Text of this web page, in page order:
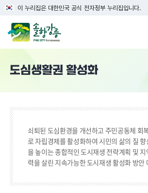
이 누리집은 대한민국 공식 전자정부 누리집입니다.
도심생활권 활성화
쇠퇴된 도심환경을 개선하고 주민공동체 회
로 자립경제를 활성화하여 시민의 삶의 질 향
을 높이는 종합적인 도시재생 전략계획 및
력을 살린 지속가능한 도시재생 활성화 방안